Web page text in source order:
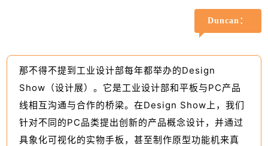
Duncan：
那不得不提到工业设计部每年都举办的Design
Show（设计展）。它是工业设计部和平板与PC产品
线相互沟通与合作的桥梁。在Design Show上，我们
针对不同的PC品类提出创新的产品概念设计，并通过
具象化可视化的实物手板，甚至制作原型功能机来真